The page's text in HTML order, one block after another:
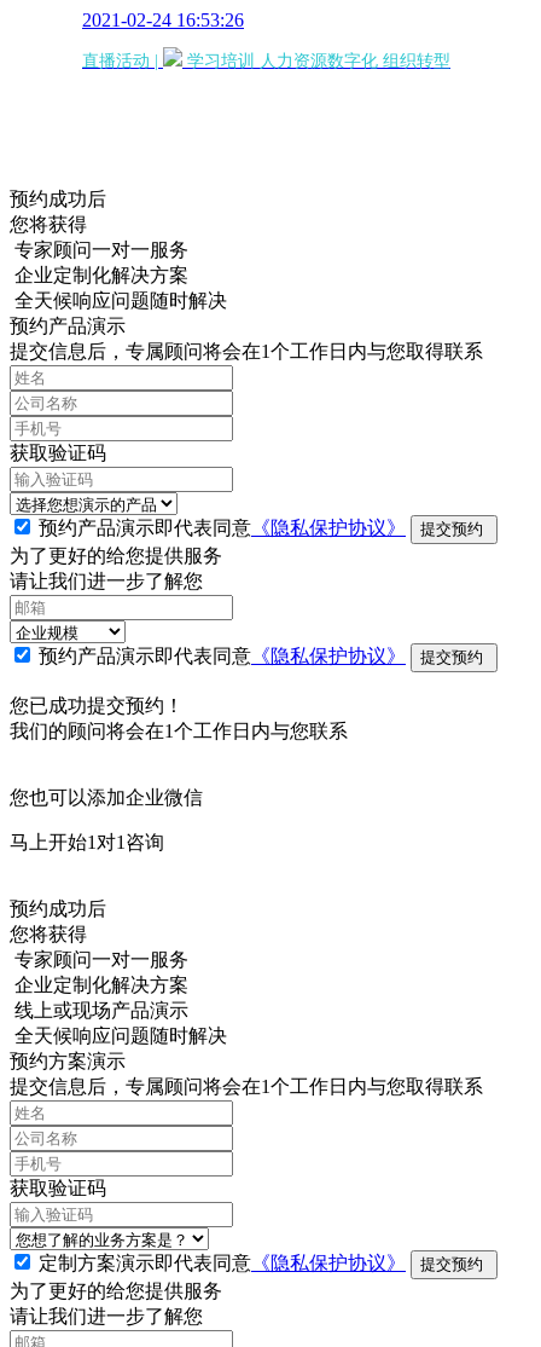
2021-02-24 16:53:26
直播活动 | 学习培训 人力资源数字化 组织转型
预约成功后
您将获得
专家顾问一对一服务
企业定制化解决方案
全天候响应问题随时解决
预约产品演示
提交信息后，专属顾问将会在1个工作日内与您取得联系
获取验证码
预约产品演示即代表同意 《隐私保护协议》 提交预约
为了更好的给您提供服务
请让我们进一步了解您
预约产品演示即代表同意 《隐私保护协议》 提交预约
您已成功提交预约！
我们的顾问将会在1个工作日内与您联系
您也可以添加企业微信
马上开始1对1咨询
预约成功后
您将获得
专家顾问一对一服务
企业定制化解决方案
线上或现场产品演示
全天候响应问题随时解决
预约方案演示
提交信息后，专属顾问将会在1个工作日内与您取得联系
获取验证码
定制方案演示即代表同意 《隐私保护协议》 提交预约
为了更好的给您提供服务
请让我们进一步了解您